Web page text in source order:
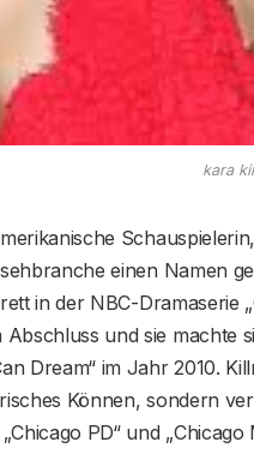
kara
einen Namen
in der NBC-Dramaserie
und sie machte
Dream“ im Jahr 2010.
Können, sondern
PD“ und „Chicago